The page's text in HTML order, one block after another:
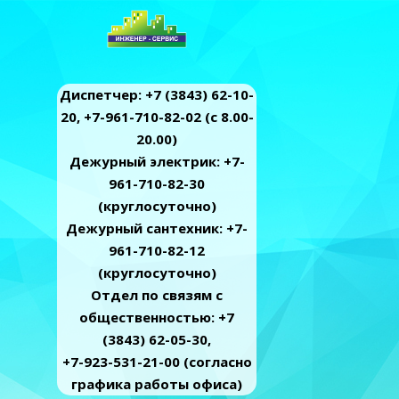
Диспетчер: +7 (3843) 62-10-
20, +7-961-710-82-02 (c 8.00-
20.00)
Дежурный электрик: +7-
961-710-82-30
(круглосуточно)
Дежурный сантехник: +7-
961-710-82-12
(круглосуточно)
Отдел по связям с
общественностью: +7
(3843) 62-05-30,
+7-923-531-21-00 (согласно
графика работы офиса)